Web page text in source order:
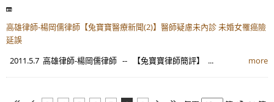
高雄律師-楊岡儒律師【兔寶寶醫療新聞(2)】醫師疑慮未內診 未婚女罹癌險
延誤
2011.5.7 高雄律師-楊岡儒律師 -- 【兔寶寶律師簡評】 ...
more